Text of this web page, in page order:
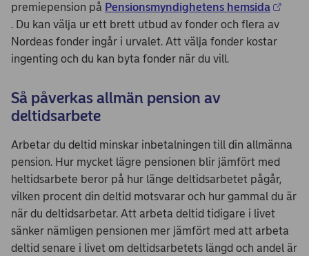
premiepension på Pensionsmyndighetens hemsida
. Du kan välja ur ett brett utbud av fonder och flera av
Nordeas fonder ingår i urvalet. Att välja fonder kostar
ingenting och du kan byta fonder när du vill.
Så påverkas allmän pension av
deltidsarbete
Arbetar du deltid minskar inbetalningen till din allmänna
pension. Hur mycket lägre pensionen blir jämfört med
heltidsarbete beror på hur länge deltidsarbetet pågår,
vilken procent din deltid motsvarar och hur gammal du är
när du deltidsarbetar. Att arbeta deltid tidigare i livet
sänker nämligen pensionen mer jämfört med att arbeta
deltid senare i livet om deltidsarbetets längd och andel är